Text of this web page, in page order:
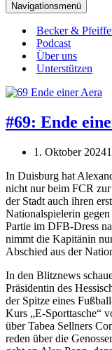
Navigationsmenü
Becker &
Podcast
Über uns
Unterstützen
#69: Ende
1. Oktober 2024
In Duisburg hat
nicht nur beim FCR
der Stadt auch ihren
Nationalspielerin
Partie im DFB-Dress
nimmt die Kapitänin
Abschied aus der
In den Blitznews
Präsidentin des
der Spitze eines
Kurs „E-Sporttasche“
über Tabea Sellners
reden über die